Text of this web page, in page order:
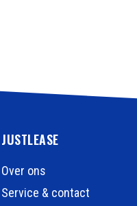
JUSTLEASE
Over ons
Service & contact